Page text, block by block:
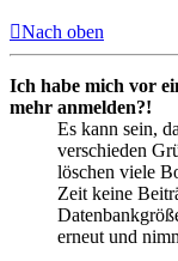
Nach oben
Ich habe mich vor
mehr anmelden?!
Es kann sein,
verschieden
löschen viele
Zeit keine
erneut und